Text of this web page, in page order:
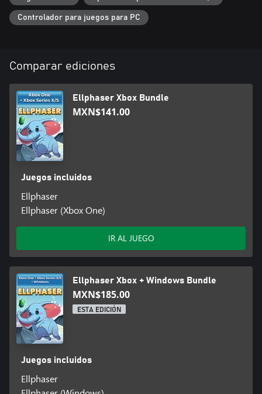
Controlador para juegos para PC
Comparar ediciones
Ellphaser Xbox Bundle
MXN$141.00
Juegos incluidos
Ellphaser
Ellphaser (Xbox One)
IR AL JUEGO
Ellphaser Xbox + Windows Bundle
MXN$185.00
ESTA EDICIÓN
Juegos incluidos
Ellphaser